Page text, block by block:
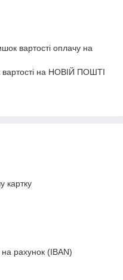
вартості оплачу на
на НОВІЙ ПОШТІ
картку
рахунок (IBAN)